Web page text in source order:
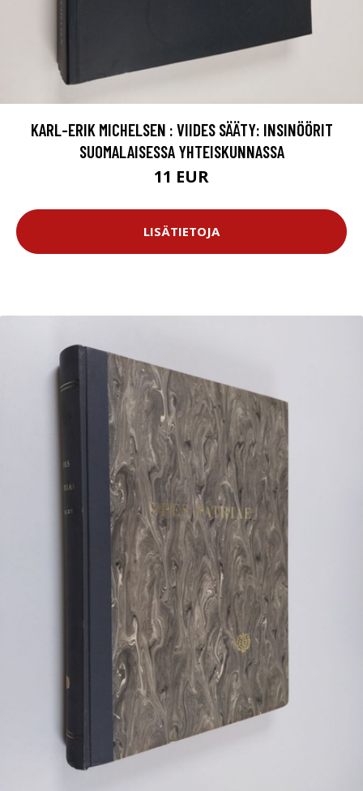
KARL-ERIK MICHELSEN : VIIDES SÄÄTY: INSINÖÖRIT
SUOMALAISESSA YHTEISKUNNASSA
11 EUR
LISÄTIETOJA